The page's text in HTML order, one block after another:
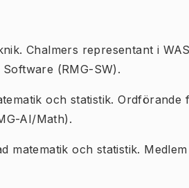
Chalmers representant i
(RMG-SW).
och statistik. Ordförande
AI/Math).
matematik och statistik.